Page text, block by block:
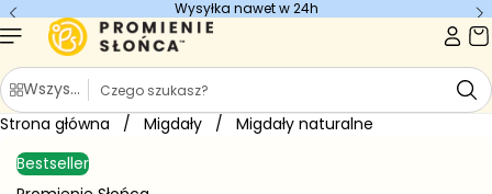
Wysyłka nawet w 24h
Wszystkie kategorie
Szukaj
Strona główna / Migdały /
Migdały naturalne
Bestseller